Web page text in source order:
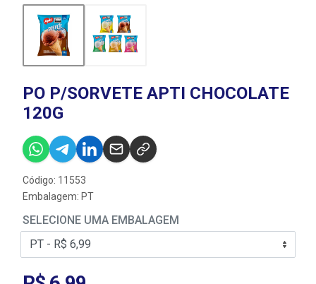
PO P/SORVETE APTI CHOCOLATE
120G
Código: 11553
Embalagem: PT
SELECIONE UMA EMBALAGEM